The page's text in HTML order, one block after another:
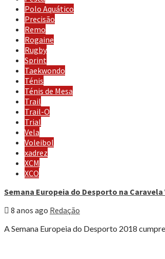
Polo Aquático
Precisão
Remo
Rogaine
Rugby
Sprint
Taekwondo
Ténis
Ténis de Mesa
Trail
Trail-O
Trial
Vela
Voleibol
xadrez
XCM
XCO
Semana Europeia do Desporto na Caravela
8 anos ago Redação
A Semana Europeia do Desporto 2018